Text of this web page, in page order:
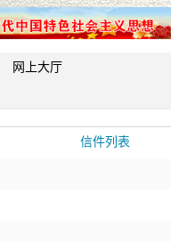
网上大厅
信件列表